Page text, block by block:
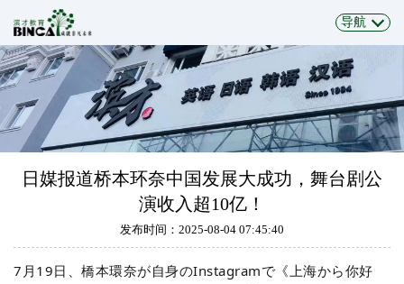
导航
日媒报道桥本环奈中国发展大成功，舞台剧公
演收入超10亿！
发布时间：2025-08-04 07:45:40
7月19日、橋本環奈が自身のInstagramで《上海から你好